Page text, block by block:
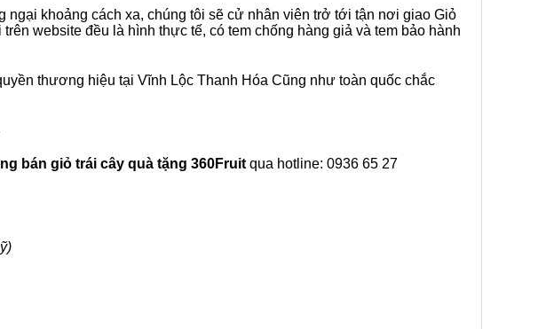
ngại khoảng cách xa, chúng tôi sẽ cử nhân viên trở tới tận nơi giao Giỏ
website đều là hình thực tế, có tem chống hàng giả và tem bảo hành
thương hiệu tại Vĩnh Lộc Thanh Hóa Cũng như toàn quốc chắc
bán giỏ trái cây quà tặng 360Fruit qua hotline: 0936 65 27